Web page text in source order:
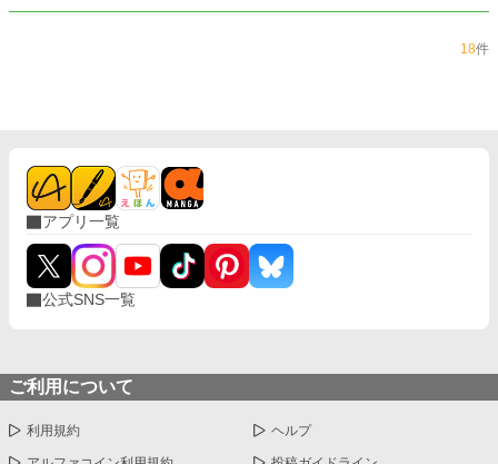
があった。それは妖怪の仕業で……。 果たして、妖怪配信者になった優斗は
18件
アプリ一覧
公式SNS一覧
ご利用について
利用規約 ヘルプ